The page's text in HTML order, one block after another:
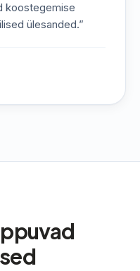
koostegemise
ülesanded.”